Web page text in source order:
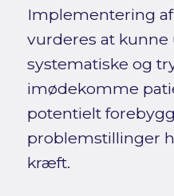
Implementering
vurderes at
systematiske og
imødekomme
potentielt
problemstillinger
kræft.